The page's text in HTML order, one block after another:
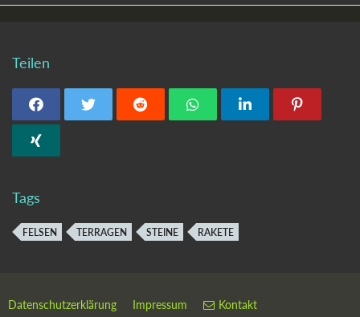
Teilen
Tags
FELSEN TERRAGEN STEINE RAKETE
Datenschutzerklärung Impressum Kontakt